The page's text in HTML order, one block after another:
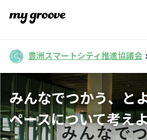
豊洲スマートシティ推進協議会
みんなでつかう、と
ペースについて考え